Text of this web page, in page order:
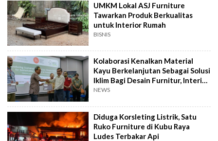
UMKM Lokal ASJ Furniture
Tawarkan Produk Berkualitas
untuk Interior Rumah
BISNIS
Kolaborasi Kenalkan Material
Kayu Berkelanjutan Sebagai Solusi
Iklim Bagi Desain Furnitur, Interior,
dan Konstruksi
NEWS
Diduga Korsleting Listrik, Satu
Ruko Furniture di Kubu Raya
Ludes Terbakar Api